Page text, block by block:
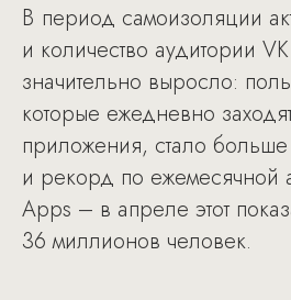
В период самоизоляции
и количество аудитории
значительно выросло:
которые ежедневно
приложения, стало
и рекорд по ежемесячной
Apps – в апреле этот
36 миллионов человек.